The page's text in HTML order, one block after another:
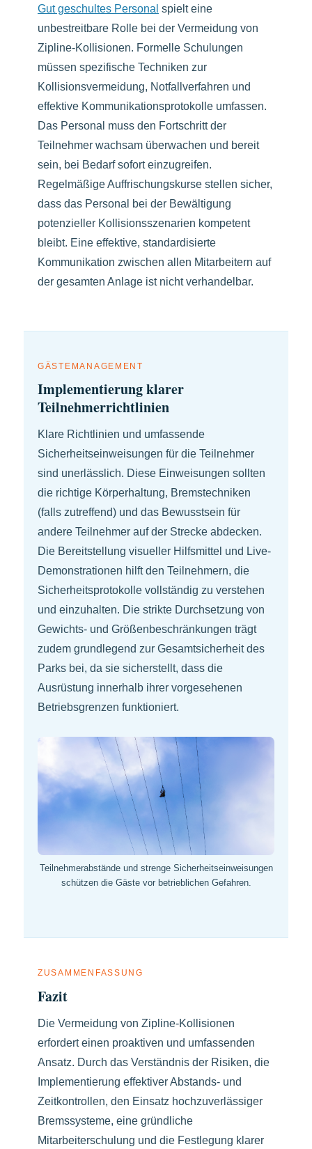
Gut geschultes Personal spielt eine
unbestreitbare Rolle bei der Vermeidung von
Zipline-Kollisionen. Formelle Schulungen
müssen spezifische Techniken zur
Kollisionsvermeidung, Notfallverfahren und
effektive Kommunikationsprotokolle umfassen.
Das Personal muss den Fortschritt der
Teilnehmer wachsam überwachen und bereit
sein, bei Bedarf sofort einzugreifen.
Regelmäßige Auffrischungskurse stellen sicher,
dass das Personal bei der Bewältigung
potenzieller Kollisionsszenarien kompetent
bleibt. Eine effektive, standardisierte
Kommunikation zwischen allen Mitarbeitern auf
der gesamten Anlage ist nicht verhandelbar.
GÄSTEMANAGEMENT
Implementierung klarer
Teilnehmerrichtlinien
Klare Richtlinien und umfassende
Sicherheitseinweisungen für die Teilnehmer
sind unerlässlich. Diese Einweisungen sollten
die richtige Körperhaltung, Bremstechniken
(falls zutreffend) und das Bewusstsein für
andere Teilnehmer auf der Strecke abdecken.
Die Bereitstellung visueller Hilfsmittel und Live-
Demonstrationen hilft den Teilnehmern, die
Sicherheitsprotokolle vollständig zu verstehen
und einzuhalten. Die strikte Durchsetzung von
Gewichts- und Größenbeschränkungen trägt
zudem grundlegend zur Gesamtsicherheit des
Parks bei, da sie sicherstellt, dass die
Ausrüstung innerhalb ihrer vorgesehenen
Betriebsgrenzen funktioniert.
Teilnehmerabstände und strenge Sicherheitseinweisungen
schützen die Gäste vor betrieblichen Gefahren.
ZUSAMMENFASSUNG
Fazit
Die Vermeidung von Zipline-Kollisionen
erfordert einen proaktiven und umfassenden
Ansatz. Durch das Verständnis der Risiken, die
Implementierung effektiver Abstands- und
Zeitkontrollen, den Einsatz hochzuverlässiger
Bremssysteme, eine gründliche
Mitarbeiterschulung und die Festlegung klarer